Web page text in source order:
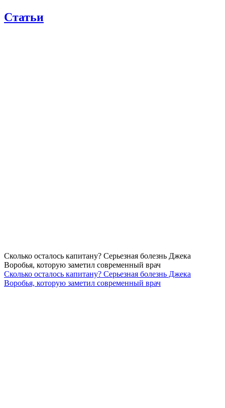
Статьи
Сколько осталось капитану? Серьезная болезнь Джека
Воробья, которую заметил современный врач
Сколько осталось капитану? Серьезная болезнь Джека
Воробья, которую заметил современный врач